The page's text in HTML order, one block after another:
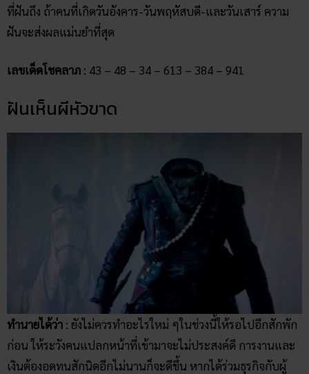
ที่ฝันถึง ถ้าคนที่เกิดวันอังคาร-วันพฤหัสบดี-และวันเสาร์ ความ
ฝันจะส่งผลแม่นยำที่สุด
เลขเด็ดโชคลาภ : 43 – 48 – 34 – 613 – 384 – 941
ฝันเห็นผีหัวขาด
ทำนายได้ว่า : ยังไม่ควรทำอะไรใหม่ ๆในช่วงนี้ให้รอไปอีกสักพัก
ก่อน ให้ระวังคนแปลกหน้าที่เข้ามาจะไม่ประสงค์ดี การงานและ
เงินต้องอดทนสักนิดอีกไม่นานก็จะดีขึ้น หากได้ร่วมธุรกิจกับผู้